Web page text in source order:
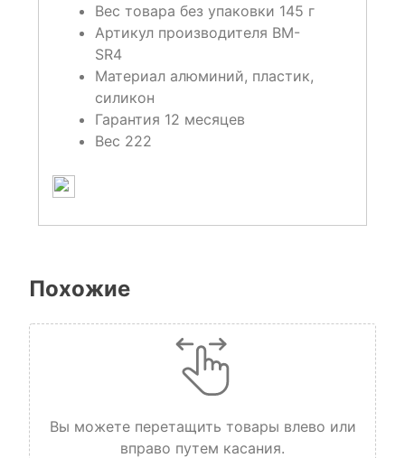
Вес товара без упаковки 145 г
Артикул производителя BM-
SR4
Материал алюминий, пластик,
силикон
Гарантия 12 месяцев
Вес 222
Похожие
Вы можете перетащить товары влево или
вправо путем касания.